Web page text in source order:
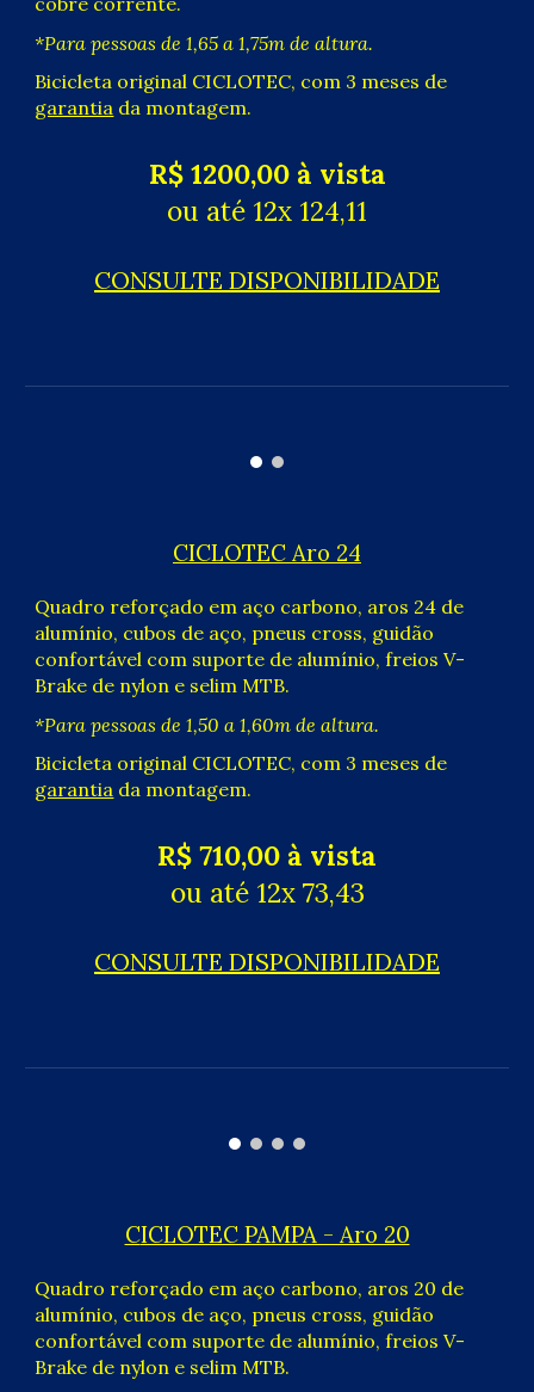
*Para pessoas de 1,65 a 1,75m de altura.
Bicicleta original CICLOTEC, com 3 meses de
garantia da montagem.
R$ 1200,00 à vista
ou até 12x 124,11
CONSULTE DISPONIBILIDADE
CICLOTEC Aro 24
Quadro reforçado em aço carbono, aros 24 de
alumínio, cubos de aço, pneus cross, guidão
confortável com suporte de alumínio, freios V-
Brake de nylon e selimMTB.
*Parapessoasde 1,50 a 1,60m de altura.
Bicicleta original CICLOTEC, com 3 meses de
garantia da montagem.
R$ 710,00 à vista
ou até 12x 73,43
CONSULTE DISPONIBILIDADE
CICLOTEC PAMPA - Aro 20
Quadro reforçado em aço carbono, aros 20 de
alumínio, cubos de aço, pneus cross, guidão
confortável com suporte de alumínio, freios V-
Brake de nylon e selim MTB.